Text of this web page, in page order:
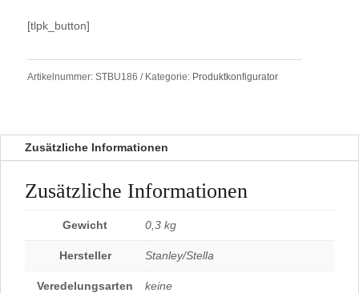
n
:
[tlpk_button]
Artikelnummer: STBU186 Kategorie: Produktkonfigurator
Zusätzliche Informationen
Zusätzliche Informationen
Gewicht 0,3 kg
Hersteller Stanley/Stella
Veredelungsarten keine